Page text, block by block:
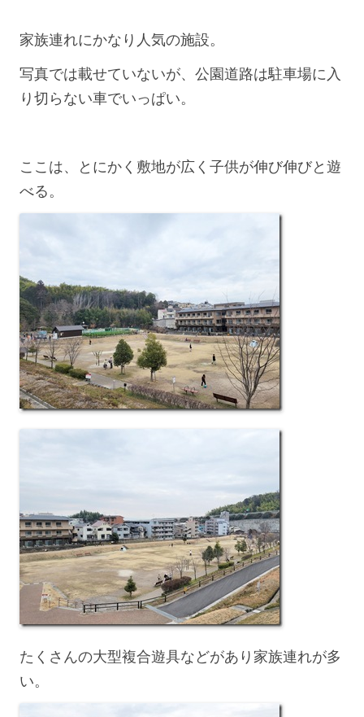
家族連れにかなり人気の施設。
写真では載せていないが、公園道路は駐車場に入
り切らない車でいっぱい。
ここは、とにかく敷地が広く子供が伸び伸びと遊
べる。
たくさんの大型複合遊具などがあり家族連れが多
い。